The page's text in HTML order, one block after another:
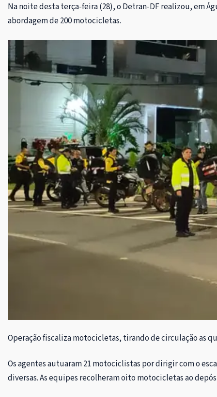
Na noite desta terça-feira (28), o Detran-DF realizou, em
abordagem de 200 motocicletas.
Operação fiscaliza motocicletas, tirando de circulação as
Os agentes autuaram 21 motociclistas por dirigir com o
diversas. As equipes recolheram oito motocicletas ao